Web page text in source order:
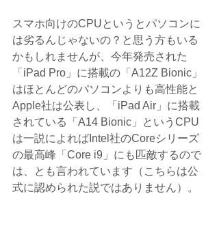
スマホ向けのCPUというとパソコンに
は劣るんじゃないの？と思う方もいる
かもしれませんが、今年発売された
「iPad Pro」に搭載の「A12Z Bionic」
はほとんどのパソコンよりも高性能と
Apple社は公表し、「iPad Air」に搭載
されている「A14 Bionic」というCPU
は一説によればIntel社のCoreシリーズ
の最高峰「Core i9」にも匹敵するので
は、とも言われています（こちらは公
式に認められた説ではありません）。